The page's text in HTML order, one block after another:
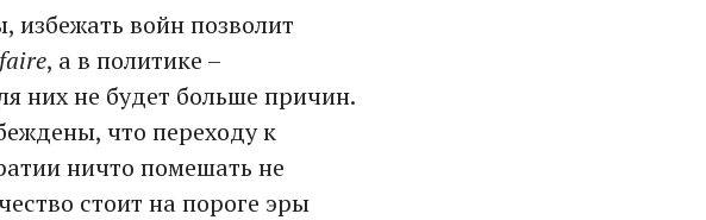
избежать войн позволит
faire, а в политике –
них не будет больше причин.
что переходу к
ничто помешать не
стоит на пороге эры